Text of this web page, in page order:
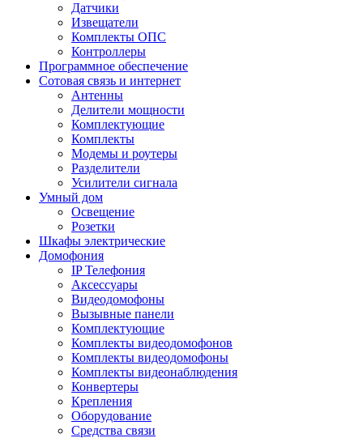
Датчики
Извещатели
Комплекты ОПС
Контроллеры
Программное обеспечение
Сотовая связь и интернет
Антенны
Делители мощности
Комплектующие
Комплекты
Модемы и роутеры
Разделители
Усилители сигнала
Умный дом
Освещение
Розетки
Шкафы электрические
Домофония
IP Телефония
Аксессуары
Видеодомофоны
Вызывные панели
Комплектующие
Комплекты видеодомофонов
Комплекты видеодомофоны
Комплекты видеонаблюдения
Конвертеры
Крепления
Оборудование
Средства связи